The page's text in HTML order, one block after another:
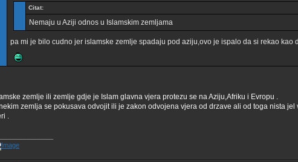
Citat:
Nemaju u Aziji odnos u Islamskim zemljama
pa mi je bilo cudno jer islamske zemlje spadaju pod aziju,ovo je ispalo da si rekao kao
zemlje ili zemlje gdje je Islam glavna vjera protezu se na Aziju,Afriku i Evropu .
zemlja se pokusava odvojit ili je zakon odvojena vjera od drzave ali od toga nista jel
.